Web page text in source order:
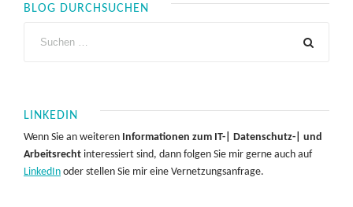
BLOG DURCHSUCHEN
LINKEDIN
Wenn Sie an weiteren Informationen zum IT-| Datenschutz-| und
Arbeitsrecht interessiert sind, dann folgen Sie mir gerne auch auf
LinkedIn oder stellen Sie mir eine Vernetzungsanfrage.